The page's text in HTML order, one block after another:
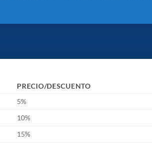
PRECIO/DESCUENTO
5%
10%
15%